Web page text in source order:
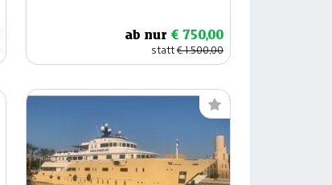
ab nur € 750,00
statt€ 1.500,00